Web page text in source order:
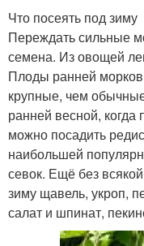
Что посеять под зиму
Переждать сильные
семена. Из овощей
Плоды ранней
крупные, чем
ранней весной,
можно посадить
наибольшей
севок. Ещё без
зиму щавель, укроп,
салат и шпинат,